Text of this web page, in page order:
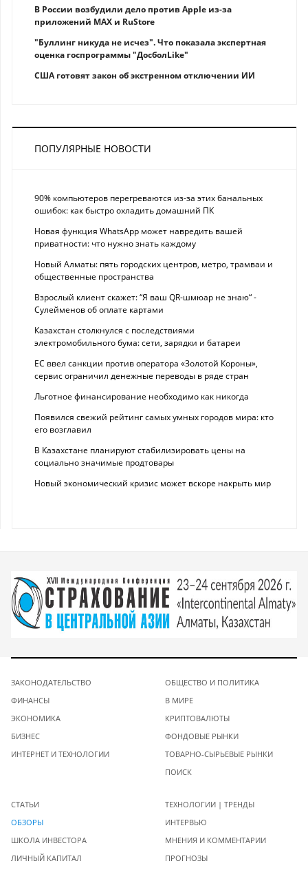
В России возбудили дело против Apple из-за
приложений MAX и RuStore
"Буллинг никуда не исчез". Что показала экспертная
оценка госпрограммы "ДосболLike"
США готовят закон об экстренном отключении ИИ
ПОПУЛЯРНЫЕ НОВОСТИ
90% компьютеров перегреваются из-за этих банальных
ошибок: как быстро охладить домашний ПК
Новая функция WhatsApp может навредить вашей
приватности: что нужно знать каждому
Новый Алматы: пять городских центров, метро, трамваи и
общественные пространства
Взрослый клиент скажет: “Я ваш QR-шмюар не знаю“ -
Сулейменов об оплате картами
Казахстан столкнулся с последствиями
электромобильного бума: сети, зарядки и батареи
ЕС ввел санкции против оператора «Золотой Короны»,
сервис ограничил денежные переводы в ряде стран
Льготное финансирование необходимо как никогда
Появился свежий рейтинг самых умных городов мира: кто
его возглавил
В Казахстане планируют стабилизировать цены на
социально значимые продтовары
Новый экономический кризис может вскоре накрыть мир
ЗАКОНОДАТЕЛЬСТВО
ФИНАНСЫ
ЭКОНОМИКА
БИЗНЕС
ИНТЕРНЕТ И ТЕХНОЛОГИИ
ОБЩЕСТВО И ПОЛИТИКА
В МИРЕ
КРИПТОВАЛЮТЫ
ФОНДОВЫЕ РЫНКИ
ТОВАРНО-СЫРЬЕВЫЕ РЫНКИ
ПОИСК
СТАТЬИ
ОБЗОРЫ
ШКОЛА ИНВЕСТОРА
ЛИЧНЫЙ КАПИТАЛ
ТЕХНОЛОГИИ | ТРЕНДЫ
ИНТЕРВЬЮ
МНЕНИЯ И КОММЕНТАРИИ
ПРОГНОЗЫ